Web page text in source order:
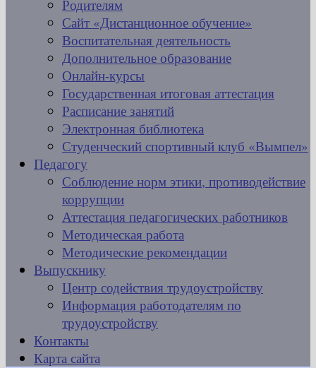
Родителям
Сайт «Дистанционное обучение»
Воспитательная деятельность
Дополнительное образование
Онлайн-курсы
Государственная итоговая аттестация
Расписание занятий
Электронная библиотека
Студенческий спортивный клуб «Вымпел»
Педагогу
Соблюдение норм этики, противодействие
коррупции
Аттестация педагогических работников
Методическая работа
Методические рекомендации
Выпускнику
Центр содействия трудоустройству
Информация работодателям по
трудоустройству
Контакты
Карта сайта